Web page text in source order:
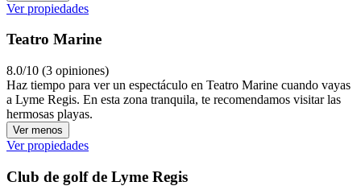
Ver propiedades
Teatro Marine
8.0/10 (3 opiniones)
Haz tiempo para ver un espectáculo en Teatro Marine cuando vayas
a Lyme Regis. En esta zona tranquila, te recomendamos visitar las
hermosas playas.
Ver menos
Ver propiedades
Club de golf de Lyme Regis